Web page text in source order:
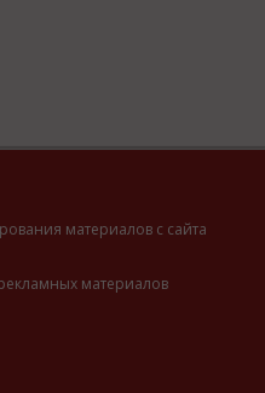
материалов с сайта
материалов